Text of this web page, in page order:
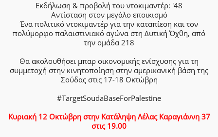
Εκδήλωση & προβολή του ντοκιμαντέρ: '48
Αντίσταση στον μεγάλο εποικισμό
Ένα πολιτικό ντοκιμαντέρ για την καταπίεση και τον
πολύμορφο παλαιστινιακό αγώνα στη Δυτική Όχθη, από
την ομάδα 218
Θα ακολουθήσει μπαρ οικονομικής ενίσχυσης για τη
συμμετοχή στην κινητοποίηση στην αμερικανική βάση της
Σούδας στις 17-18 Οκτώβρη
#TargetSoudaBaseForPalestine
Κυριακή 12 Οκτώβρη στην Κατάληψη Λέλας Καραγιάννη 37
στις 19.00